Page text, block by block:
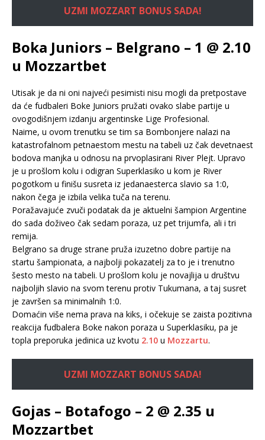
UZMI MOZZART BONUS SADA!
Boka Juniors – Belgrano – 1 @ 2.10
u Mozzartbet
Utisak je da ni oni najveći pesimisti nisu mogli da pretpostave
da će fudbaleri Boke Juniors pružati ovako slabe partije u
ovogodišnjem izdanju argentinske Lige Profesional.
Naime, u ovom trenutku se tim sa Bombonjere nalazi na
katastrofalnom petnaestom mestu na tabeli uz čak devetnaest
bodova manjka u odnosu na prvoplasirani River Plejt. Upravo
je u prošlom kolu i odigran Superklasiko u kom je River
pogotkom u finišu susreta iz jedanaesterca slavio sa 1:0,
nakon čega je izbila velika tuča na terenu.
Poražavajuće zvuči podatak da je aktuelni šampion Argentine
do sada doživeo čak sedam poraza, uz pet trijumfa, ali i tri
remija.
Belgrano sa druge strane pruža izuzetno dobre partije na
startu šampionata, a najbolji pokazatelj za to je i trenutno
šesto mesto na tabeli. U prošlom kolu je novajlija u društvu
najboljih slavio na svom terenu protiv Tukumana, a taj susret
je završen sa minimalnih 1:0.
Domaćin više nema prava na kiks, i očekuje se zaista pozitivna
reakcija fudbalera Boke nakon poraza u Superklasiku, pa je
topla preporuka jedinica uz kvotu 2.10 u Mozzartu.
UZMI MOZZART BONUS SADA!
Gojas – Botafogo – 2 @ 2.35 u
Mozzartbet